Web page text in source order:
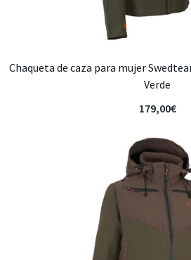
Chaqueta de caza para mujer
Verde
179,00€